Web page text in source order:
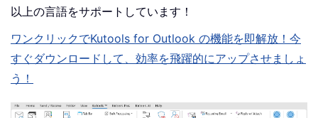
以上の言語をサポートしています！
ワンクリックでKutools for Outlook の機能を即解放！今
すぐダウンロードして、効率を飛躍的にアップさせましょ
う！